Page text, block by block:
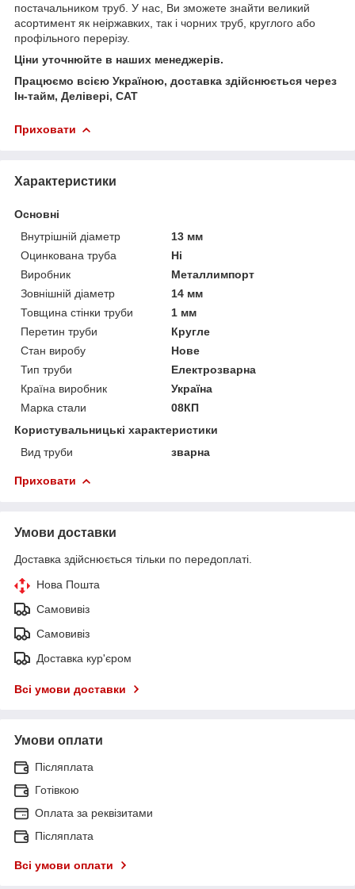
постачальником труб. У нас, Ви зможете знайти великий
асортимент як неіржавких, так і чорних труб, круглого або
профільного перерізу.
Ціни уточнюйте в наших менеджерів.
Працюємо всією Україною, доставка здійснюється через
Ін-тайм, Делівері, САТ
Приховати
Характеристики
Основні
Внутрішній діаметр
13 мм
Оцинкована труба
Ні
Виробник
Металлимпорт
Зовнішній діаметр
14 мм
Товщина стінки труби
1 мм
Перетин труби
Кругле
Стан виробу
Нове
Тип труби
Електрозварна
Країна виробник
Україна
Марка стали
08КП
Користувальницькі характеристики
Вид труби
зварна
Приховати
Умови доставки
Доставка здійснюється тільки по передоплаті.
Нова Пошта
Самовивіз
Самовивіз
Доставка кур'єром
Всі умови доставки
Умови оплати
Післяплата
Готівкою
Оплата за реквізитами
Післяплата
Всі умови оплати